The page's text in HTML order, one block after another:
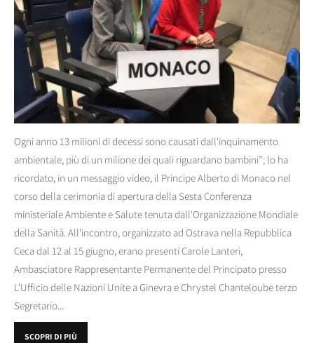
Ogni anno 13 milioni di decessi sono causati dall'inquinamento
ambientale, più di un milione dei quali riguardano bambini”; lo ha
ricordato, in un messaggio video, il Principe Alberto di Monaco nel
corso della cerimonia di apertura della Sesta Conferenza
ministeriale Ambiente e Salute tenuta dall'Organizzazione Mondiale
della Sanità. All'incontro, organizzato ad Ostrava nella Repubblica
Ceca dal 12 al 15 giugno, erano presenti Carole Lanteri,
Ambasciatore Rappresentante Permanente del Principato presso
L'Ufficio delle Nazioni Unite a Ginevra e Chrystel Chanteloube terzo
Segretario...
SCOPRI DI PIÙ